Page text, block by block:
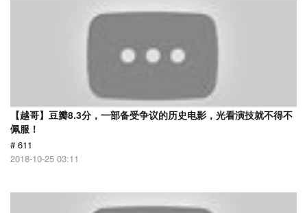
【越哥】豆瓣8.3分，一部备受争议的历史电影，光看演技就不得不
佩服！
# 611
2018-10-25 03:11